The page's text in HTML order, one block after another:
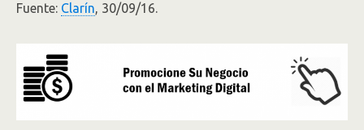
Fuente: Clarín, 30/09/16.